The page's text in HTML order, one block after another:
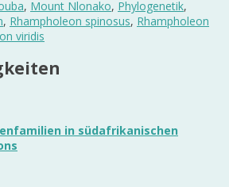
, Mount Nlonako, Phylogenetik,
, Rhampholeon spinosus, Rhampholeon
viridis
in südafrikanischen